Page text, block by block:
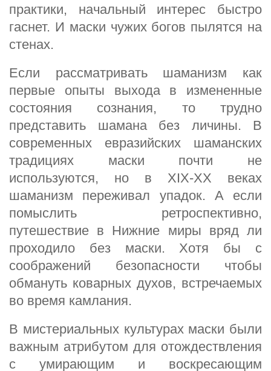
практики, начальный интерес быстро
гаснет. И маски чужих богов пылятся на
стенах.
Если рассматривать шаманизм как
первые опыты выхода в измененные
состояния сознания, то трудно
представить шамана без личины. В
современных евразийских шаманских
традициях маски почти не
используются, но в XIX-XX веках
шаманизм переживал упадок. А если
помыслить ретроспективно,
путешествие в Нижние миры вряд ли
проходило без маски. Хотя бы с
соображений безопасности чтобы
обмануть коварных духов, встречаемых
во время камлания.
В мистериальных культурах маски были
важным атрибутом для отождествления
с умирающим и воскресающим